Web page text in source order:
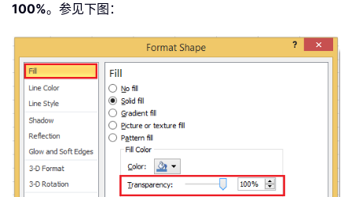
100%。参见下图：